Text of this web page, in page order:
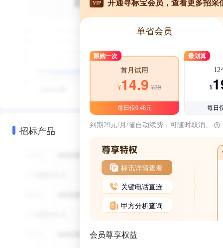
招标产品
VIP 开通寻标宝会员，查看更多招采
单省会员
限购一次
首月试用
¥14.9 ¥39
每日仅0.48元
最划算
12
¥
每日
到期29元/月/省自动续费，可随时取消。
标讯详情查看
关键电话直连
甲方分析查询
会员尊享权益